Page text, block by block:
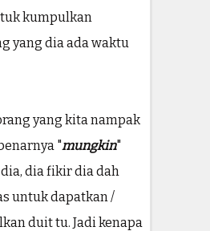
kumpulkan
yang dia ada waktu
yang kita nampak
"mungkin"
dia fikir dia dah
untuk dapatkan /
duit tu. Jadi kenapa